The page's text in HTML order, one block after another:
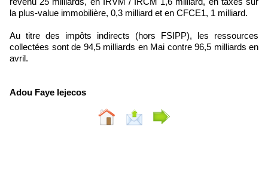
la plus-value immobilière, 0,3 milliard et en CFCE1, 1 milliard.
Au titre des impôts indirects (hors FSIPP), les ressources
collectées sont de 94,5 milliards en Mai contre 96,5 milliards en
avril.
Adou Faye lejecos